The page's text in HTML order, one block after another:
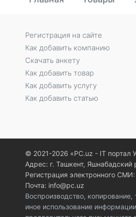
Регистрация на сайте
Как добавить компанию
Скачать анкету
Как добавить товар
Как добавить услугу
Как добавить статью
© 2021-2026 «PC.uz - IT портал
Адрес: г. Ташкент, Яшнабадский
Регистрация электронного
Почта: info@pc.uz
Воспроизводство,
иное использование